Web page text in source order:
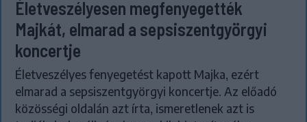
Életveszélyesen megfenyegették
Majkát, elmarad a sepsiszentgyörgyi
koncertje
Életveszélyes fenyegetést kapott Majka, ezért
elmarad a sepsiszentgyörgyi koncertje. Az előadó
közösségi oldalán azt írta, ismeretlenek azt is